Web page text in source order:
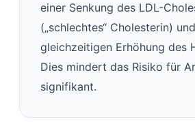
einer Senkung des LDL-
(„schlechtes“ Cholesterin)
gleichzeitigen Erhöhung des
Dies mindert das Risiko für
signifikant.